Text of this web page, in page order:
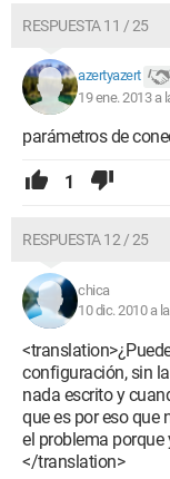
RESPUESTA 11 / 25
azertyazert
19 ene. 2013 a
parámetros de
1
RESPUESTA 12 / 25
chica
10 dic. 2010 a
configuración, sin
nada escrito y
que es por eso que
el problema
</translation>